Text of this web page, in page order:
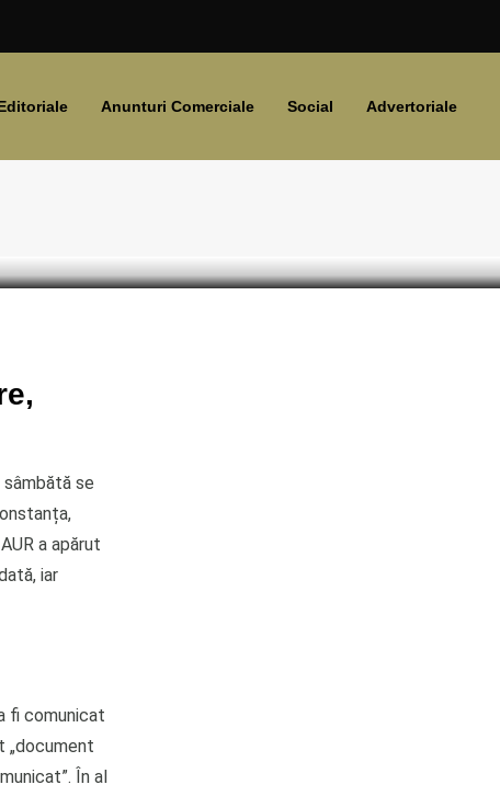
Anunturi Comerciale Social Advertoriale
se
a apărut
iar
fi comunicat
„document
În al